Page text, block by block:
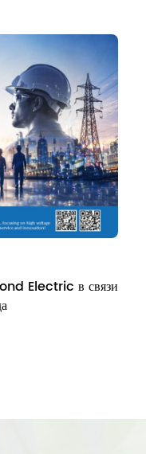
Electric в связи